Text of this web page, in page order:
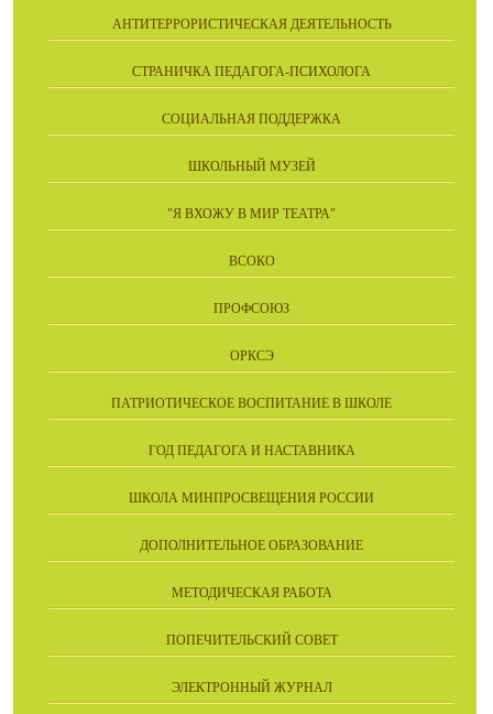
АНТИТЕРРОРИСТИЧЕСКАЯ ДЕЯТЕЛЬНОСТЬ
СТРАНИЧКА ПЕДАГОГА-ПСИХОЛОГА
СОЦИАЛЬНАЯ ПОДДЕРЖКА
ШКОЛЬНЫЙ МУЗЕЙ
"Я ВХОЖУ В МИР ТЕАТРА"
ВСОКО
ПРОФСОЮЗ
ОРКСЭ
ПАТРИОТИЧЕСКОЕ ВОСПИТАНИЕ В ШКОЛЕ
ГОД ПЕДАГОГА И НАСТАВНИКА
ШКОЛА МИНПРОСВЕЩЕНИЯ РОССИИ
ДОПОЛНИТЕЛЬНОЕ ОБРАЗОВАНИЕ
МЕТОДИЧЕСКАЯ РАБОТА
ПОПЕЧИТЕЛЬСКИЙ СОВЕТ
ЭЛЕКТРОННЫЙ ЖУРНАЛ